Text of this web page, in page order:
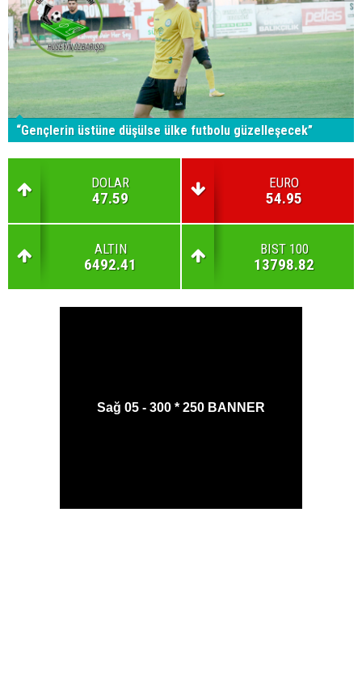
“Gençlerin üstüne düşülse ülke futbolu güzelleşecek”
DOLAR
47.59
EURO
54.95
ALTIN
6492.41
BIST 100
13798.82
Sağ 05 - 300 * 250 BANNER